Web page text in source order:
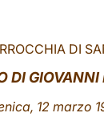
DI
DI GIOVANNI
12 marzo